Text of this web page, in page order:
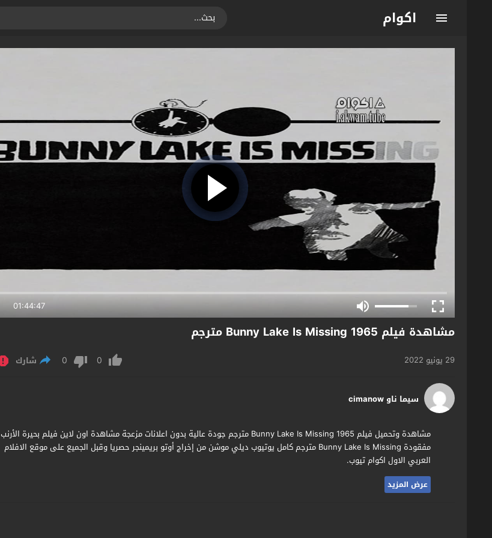
اكوام
01:44:47
مشاهدة فيلم Bunny Lake Is Missing 1965 مترجم
29 يونيو 2022 0
0 شارك
سيما ناو cimanow
مشاهدة وتحميل فيلم Bunny Lake Is Missing 1965 مترجم جودة عالية بدون اعلانات مزعجة مشاهدة اون لاين فيلم بحيرة الأرنب
مفقودة Bunny Lake Is Missing مترجم كامل يوتيوب ديلي موشن من إخراج أوتو بريمينجر حصريا وقبل الجميع على موقع الافلام
العربي الاول اكوام تيوب.
عرض المزيد